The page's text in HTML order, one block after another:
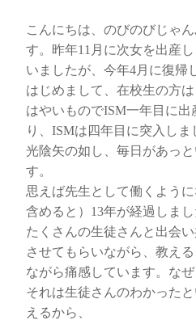
こんにちは、のびのびじゃ
す。昨年11月に次女を出産
いましたが、今年4月に復帰
はじめまして、在校生の方
はやいものでISM一年目に出
り、ISMは四年目に突入しま
光陰矢の如し、毎日があっ
す。
思えば先生として働くよう
含めると）13年が経過しまし
たくさんの生徒さんと出会
させてもらいながら、教え
ながら痛感しています。な
それは生徒さんのわかった
えるから、